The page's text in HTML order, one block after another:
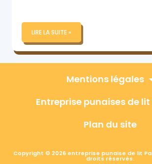
LIRE LA SUITE »
Mentions légales
Entreprise punaises de lit
Plan du site
Copyright © 2026 entreprise punaise de lit
droits réservés.